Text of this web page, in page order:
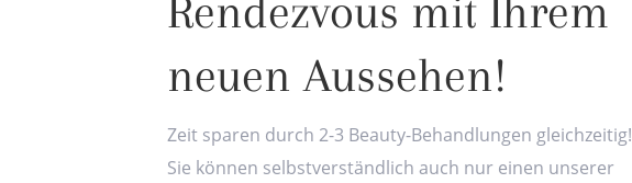
Rendezvous mit Ihrem
neuen Aussehen!
Zeit sparen durch 2-3 Beauty-Behandlungen gleichzeitig!
Sie können selbstverständlich auch nur einen unserer